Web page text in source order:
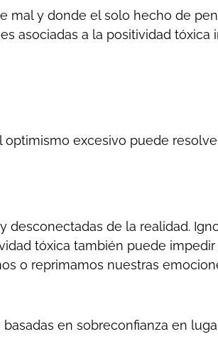
mal y donde el solo hecho de
asociadas a la positividad tóxica
excesivo puede
de la realidad.
tóxica también puede
o reprimamos nuestras
en sobreconfianza en